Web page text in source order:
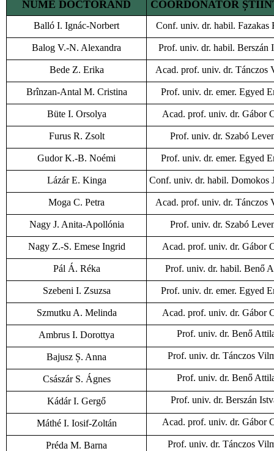
NUME DOCTORAND COORDONATOR
Balló I. Ignác-Norbert Conf. univ. dr. habil. Fazakas
Balog V.-N. Alexandra Prof. univ. dr. habil. Berszán
Bede Z. Erika Acad. prof. univ. dr. Tánczos
Brînzan-Antal M. Cristina Prof. univ. dr. emer. Egyed
Büte I. Orsolya Acad. prof. univ. dr. Gábor
Furus R. Zsolt Prof. univ. dr. Szabó
Gudor K.-B. Noémi Prof. univ. dr. emer. Egyed
Lázár E. Kinga Conf. univ. dr. habil. Domokos
Moga C. Petra Acad. prof. univ. dr. Tánczos
Nagy J. Anita-Apollónia Prof. univ. dr. Szabó
Nagy Z.-S. Emese Ingrid Acad. prof. univ. dr. Gábor
Pál Á. Réka Prof. univ. dr. habil. Benő
Szebeni I. Zsuzsa Prof. univ. dr. emer. Egyed
Szmutku A. Melinda Acad. prof. univ. dr. Gábor
Ambrus I. Dorottya Prof. univ. dr. Benő
Bajusz Ș. Anna Prof. univ. dr. Tánczos
Császár S. Ágnes Prof. univ. dr. Benő
Kádár I. Gergő Prof. univ. dr. Berszán
Máthé I. Iosif-Zoltán Acad. prof. univ. dr. Gábor
Préda M. Barna Prof. univ. dr. Tánczos